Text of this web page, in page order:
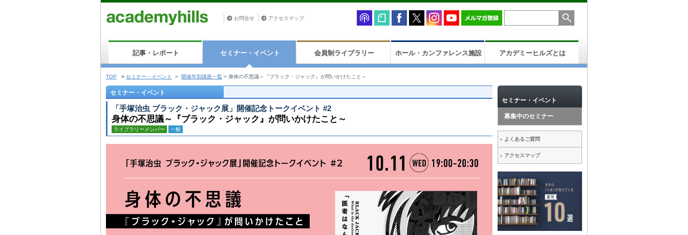
お問合せ アクセスマップ
記事・レポート セミナー・イベント 会員制ライブラリー ホール・カンファレンス施設 アカデミーヒルズとは
TOP > セミナー・イベント > 開催年別講座一覧 > 身体の不思議～『ブラック・ジャック』が問いかけたこと～
セミナー・イベント
「手塚治虫 ブラック・ジャック展」開催記念トークイベント #2
身体の不思議～『ブラック・ジャック』が問いかけたこと～
ライブラリーメンバー 一般
セミナー・イベント
募集中のセミナー
よくあるご質問
アクセスマップ